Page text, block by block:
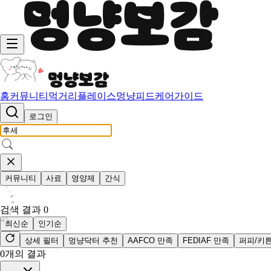
홈커뮤니티 먹거리 플레이스멍냥피드케어가이드
로그인
커뮤니티 사료 영양제 간식
검색 결과 0
최신순
인기순
상세 필터
멍냥닥터 추천 AAFCO 만족 FEDIAF 만족 퍼피/키
0개의 결과